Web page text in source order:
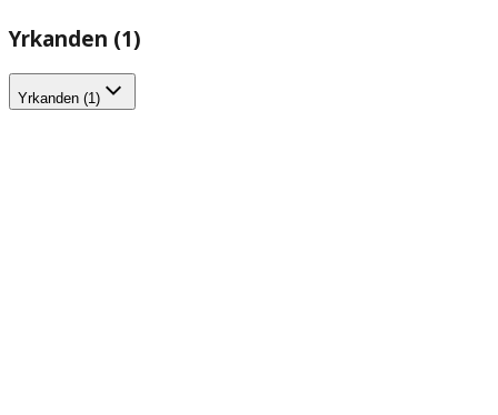
Yrkanden (1)
Yrkanden (1)